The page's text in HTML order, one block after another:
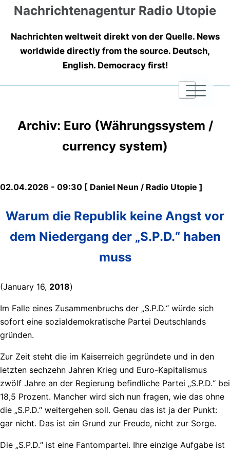
Nachrichtenagentur Radio Utopie
Nachrichten weltweit direkt von der Quelle. News
worldwide directly from the source. Deutsch,
English. Democracy first!
|
|
|
Archiv: Euro (Währungssystem /
currency system)
02.04.2026 - 09:30 [ Daniel Neun / Radio Utopie ]
Warum die Republik keine Angst vor
dem Niedergang der „S.P.D.“ haben
muss
(January 16, 2018)
Im Falle eines Zusammenbruchs der „S.P.D.“ würde sich
sofort eine sozialdemokratische Partei Deutschlands
gründen.
Zur Zeit steht die im Kaiserreich gegründete und in den
letzten sechzehn Jahren Krieg und Euro-Kapitalismus
zwölf Jahre an der Regierung befindliche Partei „S.P.D.“ bei
18,5 Prozent. Mancher wird sich nun fragen, wie das ohne
die „S.P.D.“ weitergehen soll. Genau das ist ja der Punkt:
gar nicht. Das ist ein Grund zur Freude, nicht zur Sorge.
Die „S.P.D.“ ist eine Fantompartei. Ihre einzige Aufgabe ist